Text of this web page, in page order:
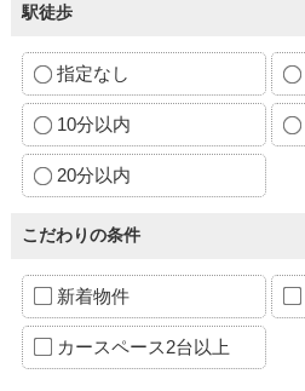
駅徒歩
指定なし
10分以内
20分以内
こだわりの条件
新着物件
カースペース2台以上